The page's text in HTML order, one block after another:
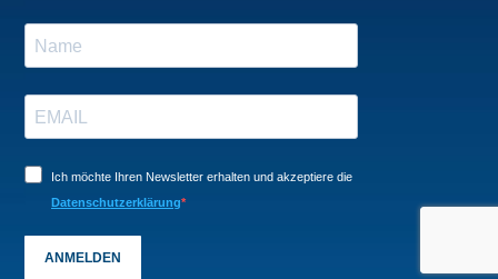
Ich möchte Ihren Newsletter erhalten und akzeptiere die
Datenschutzerklärung
ANMELDEN